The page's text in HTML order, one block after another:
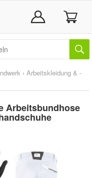
› Arbeitskleidung & -
Arbeitsbundhose